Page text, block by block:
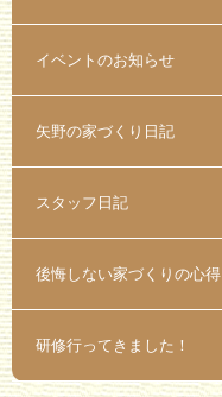
イベントのお知らせ
矢野の家づくり日記
スタッフ日記
後悔しない家づくりの心得
研修行ってきました！